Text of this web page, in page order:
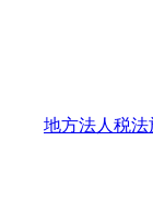
地方法人税法